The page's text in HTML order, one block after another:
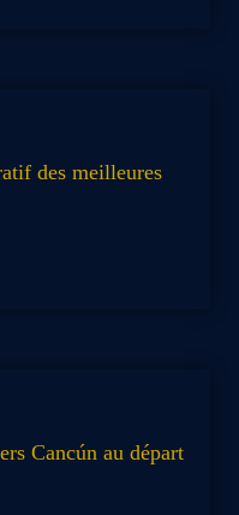
des meilleures
Cancún au départ